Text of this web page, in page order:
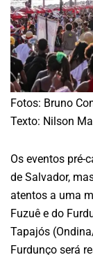
Fotos: Bruno
Texto: Nilson
Os eventos pré-
de Salvador,
atentos a uma
Fuzuê e do
Tapajós
Furdunço será